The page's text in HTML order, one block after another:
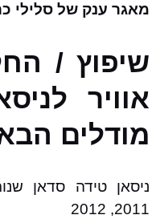
מאגר ענק של סלילי
שיפוץ /
אוויר
מודלים
2011, 2012